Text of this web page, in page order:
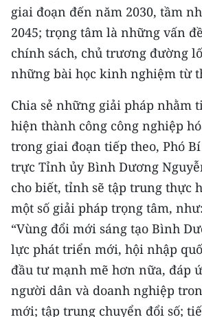
TIN MỚI
TIN ĐỊA PHƯƠNG
Đồng bằng sông Hồng
Bắc Trung Bộ
Duyên hải Nam Trung Bộ và Tây
Nguyên
Đông Nam Bộ
Đồng bằng sông Cửu Long
Chuyên trang Hà Nội
giai đoạn đến năm 2030, tầm
2045; trọng tâm là những vấn
chính sách, chủ trương đường
những bài học kinh nghiệm từ
Chia sẻ những giải pháp nhằm
hiện thành công công nghiệp
trong giai đoạn tiếp theo, Phó
trực Tỉnh ủy Bình Dương
cho biết, tỉnh sẽ tập trung thực
một số giải pháp trọng tâm,
“Vùng đổi mới sáng tạo Bình
lực phát triển mới, hội nhập
đầu tư mạnh mẽ hơn nữa, đáp
người dân và doanh nghiệp
mới; tập trung chuyển đổi số;